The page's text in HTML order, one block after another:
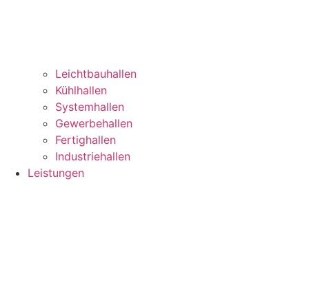
Leichtbauhallen
Kühlhallen
Systemhallen
Gewerbehallen
Fertighallen
Industriehallen
Leistungen